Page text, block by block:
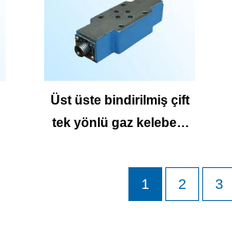
Üst üste bindirilmiş çift
tek yönlü gaz kelebeği
1 2 3